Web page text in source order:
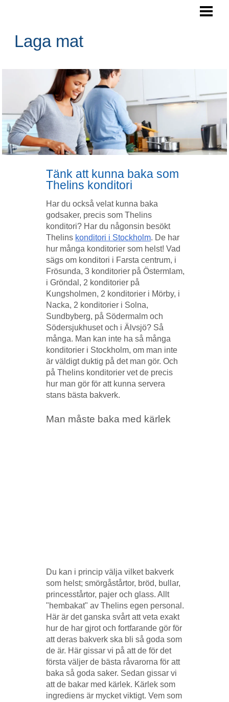
NYTTIGA RÅVAROR
Laga mat
Tänk att kunna baka som
Thelins konditori
Har du också velat kunna baka
godsaker, precis som Thelins
konditori? Har du någonsin besökt
Thelins konditori i Stockholm. De har
hur många konditorier som helst! Vad
sägs om konditori i Farsta centrum, i
Frösunda, 3 konditorier på Östermlam,
i Gröndal, 2 konditorier på
Kungsholmen, 2 konditorier i Mörby, i
Nacka, 2 konditorier i Solna,
Sundbyberg, på Södermalm och
Södersjukhuset och i Älvsjö? Så
många. Man kan inte ha så många
konditorier i Stockholm, om man inte
är väldigt duktig på det man gör. Och
på Thelins konditorier vet de precis
hur man gör för att kunna servera
stans bästa bakverk.
Man måste baka med kärlek
Du kan i princip välja vilket bakverk
som helst; smörgåstårtor, bröd, bullar,
princesstårtor, pajer och glass. Allt
"hembakat" av Thelins egen personal.
Här är det ganska svårt att veta exakt
hur de har gjrot och fortfarande gör för
att deras bakverk ska bli så goda som
de är. Här gissar vi på att de för det
första väljer de bästa råvarorna för att
baka så goda saker. Sedan gissar vi
att de bakar med kärlek. Kärlek som
ingrediens är mycket viktigt. Vem som